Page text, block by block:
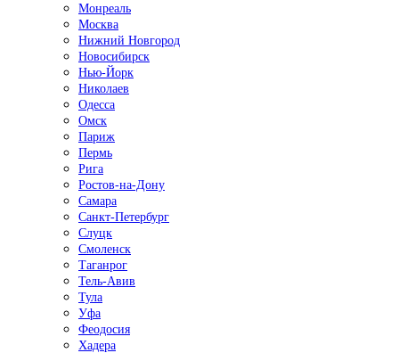
Монреаль
Москва
Нижний Новгород
Новосибирск
Нью-Йорк
Николаев
Одесса
Омск
Париж
Пермь
Рига
Ростов-на-Дону
Самара
Санкт-Петербург
Слуцк
Смоленск
Таганрог
Тель-Авив
Тула
Уфа
Феодосия
Хадера